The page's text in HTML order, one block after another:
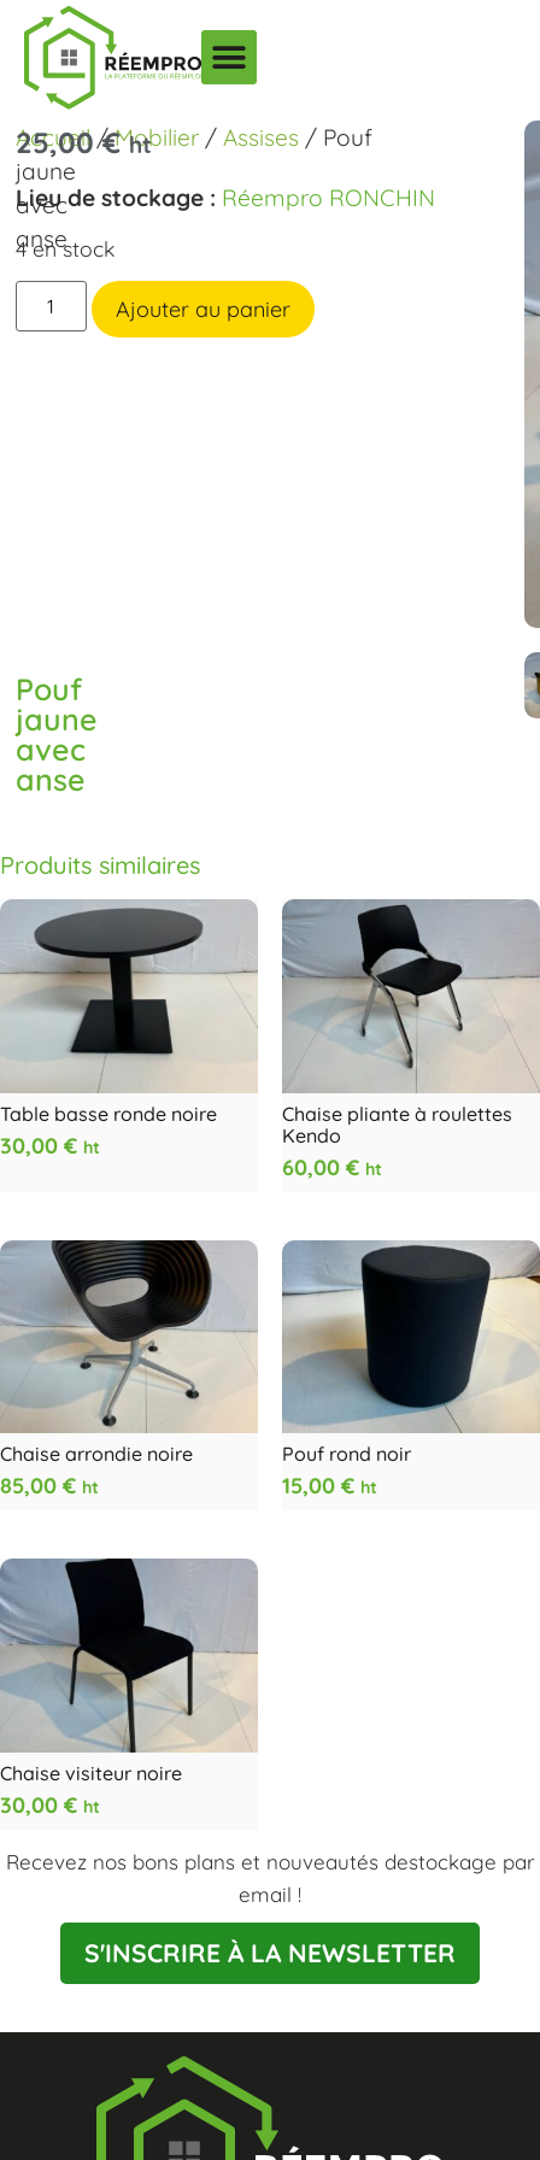
Accueil/Mobilier /Assises / Pouf
jaune
avec
anse
Pouf
jaune
avec
anse
25,00€ ht
Lieu de stockage : Réempro RONCHIN
4 en stock
Ajouter au panier
Produits similaires
Table basse ronde noire
30,00 € ht
Chaise pliante à roulettes
Kendo
60,00 € ht
Chaise arrondie noire
85,00 € ht
Pouf rond noir
15,00 € ht
Chaise visiteur noire
30,00 € ht
Recevez nos bons plans et nouveautés destockage par
email !
S'INSCRIRE À LA NEWSLETTER